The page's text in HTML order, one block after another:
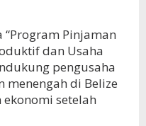
Pinjaman
dan Usaha
pengusaha
menengah di Belize
setelah